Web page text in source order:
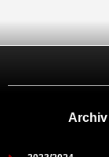
Archiv